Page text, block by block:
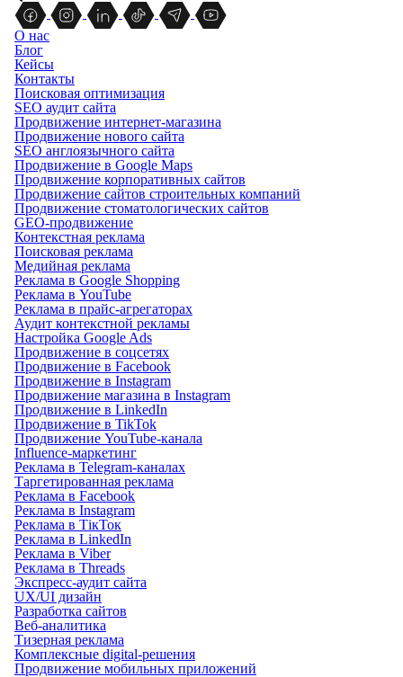
О нас
Блог
Кейсы
Контакты
Поисковая оптимизация
SEO аудит сайта
Продвижение интернет-магазина
Продвижение нового сайта
SEO англоязычного сайта
Продвижение в Google Maps
Продвижение корпоративных сайтов
Продвижение сайтов строительных компаний
Продвижение стоматологических сайтов
GEO-продвижение
Контекстная реклама
Поисковая реклама
Медийная реклама
Реклама в Google Shopping
Реклама в YouTube
Реклама в прайс-агрегаторах
Аудит контекстной рекламы
Настройка Google Ads
Продвижение в соцсетях
Продвижение в Facebook
Продвижение в Instagram
Продвижение магазина в Instagram
Продвижение в LinkedIn
Продвижение в TikTok
Продвижение YouTube-канала
Influence-маркетинг
Реклама в Telegram-каналах
Таргетированная реклама
Реклама в Facebook
Реклама в Instagram
Реклама в ТікТок
Реклама в LinkedIn
Реклама в Viber
Реклама в Threads
Экспресс-аудит сайта
UX/UI дизайн
Разработка сайтов
Веб-аналитика
Тизерная реклама
Комплексные digital-решения
Продвижение мобильных приложений